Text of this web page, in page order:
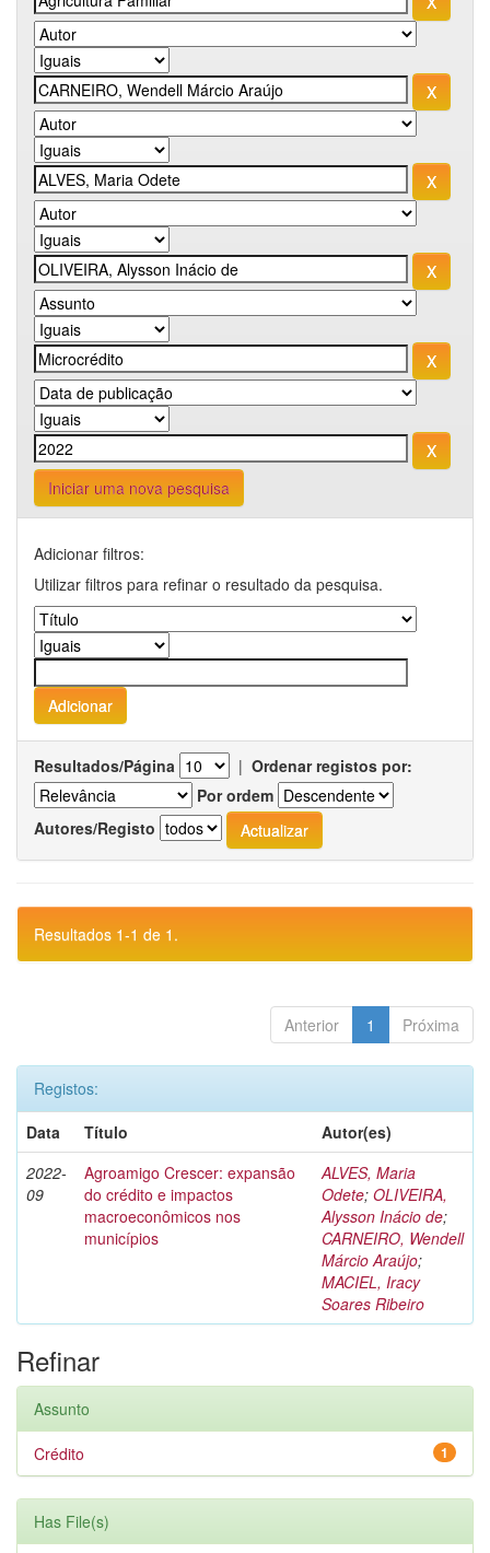
Iniciar uma nova pesquisa
Adicionar filtros:
Utilizar filtros para refinar o resultado da pesquisa.
Resultados/Página | Ordenar registos por:
Por ordem
Autores/Registo
Resultados 1-1 de 1.
Anterior 1 Próxima
Registos:
Data
Título
Autor(es)
2022-
09
Agroamigo Crescer: expansão
do crédito e impactos
macroeconômicos nos
municípios
ALVES, Maria
Odete; OLIVEIRA,
Alysson Inácio de;
CARNEIRO, Wendell
Márcio Araújo;
MACIEL, Iracy
Soares Ribeiro
Refinar
Assunto
1
Crédito
Has File(s)